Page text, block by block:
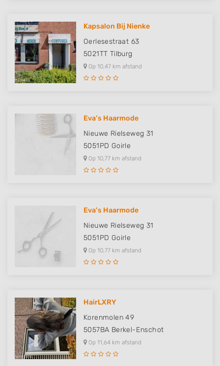
Kapsalon Bij Nienke
Oerlesestraat 63
5021TT Tilburg
Op 10,47 km afstand
Eva’s Haarmode
Nieuwe Rielseweg 31
5051PD Goirle
Op 10,77 km afstand
Eva’s Haarmode
Nieuwe Rielseweg 31
5051PD Goirle
Op 10,77 km afstand
HairLXRY
Korenmolen 49
5057BA Berkel-Enschot
Op 11,64 km afstand